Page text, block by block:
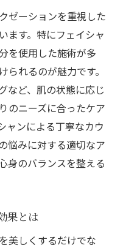
ゼーションを重視した
ます。特にフェイシャ
を使用した施術が多
られるのが魅力です。
など、肌の状態に応じ
のニーズに合ったケア
ャンによる丁寧なカウ
悩みに対する適切なア
身のバランスを整える
果とは
美しくするだけでな